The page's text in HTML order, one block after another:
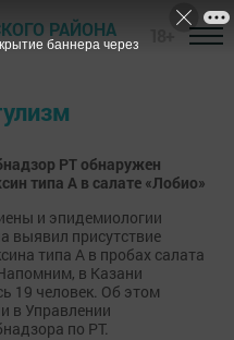
РАЙОНА
РТ обнаружен
типа А в салате «Лобио»
и эпидемиологии
выявил присутствие
типа А в пробах салата
в Казани
19 человек. Об этом
в Управлении
по РТ.
баннера через